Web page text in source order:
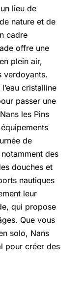
lieu de
nature et de
cadre
offre une
plein air,
verdoyants.
cristalline
passer une
les Pins
de
des
douches et
nautiques
leur
qui propose
Que vous
solo, Nans
pour créer des